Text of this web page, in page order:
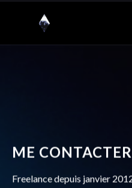
ME CONTACTER
Freelance depuis janvier